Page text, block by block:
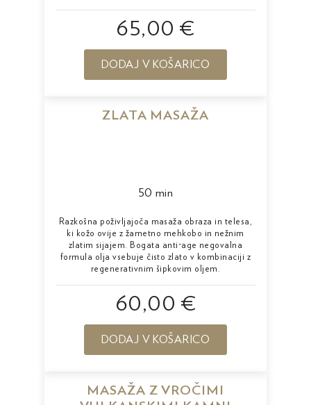
65,00 €
DODAJ V KOŠARICO
ZLATA MASAŽA
50 min
Razkošna poživljajoča masaža obraza in telesa,
ki kožo ovije z žametno mehkobo in nežnim
zlatim sijajem. Bogata anti-age negovalna
formula olja vsebuje čisto zlato v kombinaciji z
regenerativnim šipkovim oljem.
60,00 €
DODAJ V KOŠARICO
MASAŽA Z VROČIMI